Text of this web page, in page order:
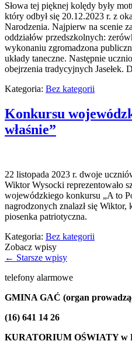
Słowa tej pięknej kolędy były
który odbył się 20.12.2023 r. z
Narodzenia. Najpierw na scenie
oddziałów przedszkolnych:
wykonaniu zgromadzona
układy taneczne. Następnie
obejrzenia tradycyjnych Jasełek.
Kategoria: Bez kategorii
Konkursu
właśnie”
22 listopada 2023 r. dwoje
Wiktor Wysocki reprezentowało
wojewódzkiego konkursu „A to
nagrodzonych znalazł się
piosenka patriotyczna.
Kategoria: Bez kategorii
Zobacz wpisy
← Starsze wpisy
telefony alarmowe
GMINA GAĆ (organ
(16) 641 14 26
KURATORIUM OŚWIATY w